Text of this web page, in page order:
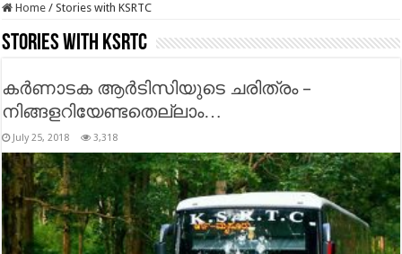
Home / Stories with KSRTC
Stories with KSRTC
കര്‍ണാടക ആര്‍ടിസിയുടെ ചരിത്രം –
നിങ്ങളറിയേണ്ടതെല്ലാം…
July 25, 2018 3,318